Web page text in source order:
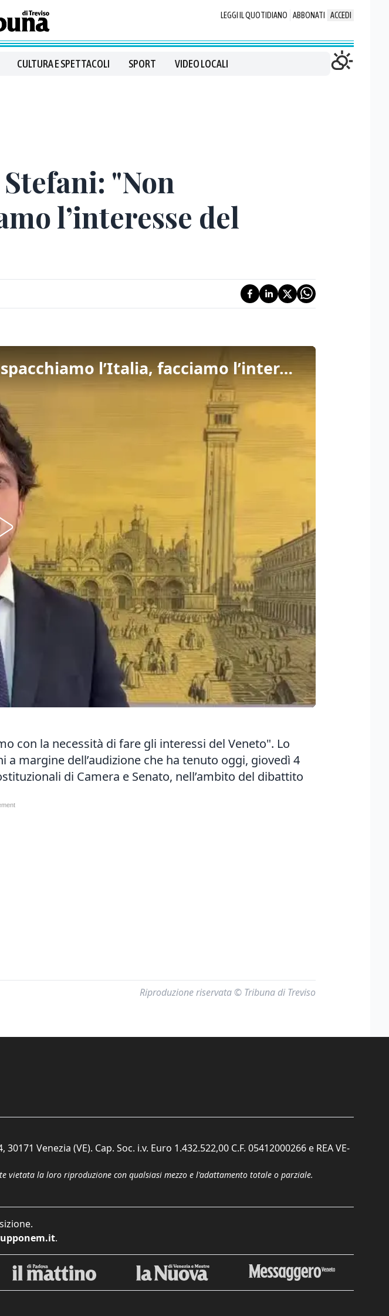
LEGGI IL QUOTIDIANO ABBONATI ACCEDI
CULTURA E SPETTACOLI SPORT VIDEO LOCALI
"Non
l’interesse del
Autonomia differenziata, Stefani: "Non spacchiamo l’Italia, facciamo l’interesse del Veneto"
con la necessità di fare gli interessi del Veneto". Lo
a margine dell’audizione che ha tenuto oggi, giovedì 4
di Camera e Senato, nell’ambito del dibattito
Riproduzione riservata © Tribuna di Treviso
Venezia (VE). Cap. Soc. i.v. Euro 1.432.522,00 C.F. 05412000266 e REA VE-
vietata la loro riproduzione con qualsiasi mezzo e l'adattamento totale o parziale.
.